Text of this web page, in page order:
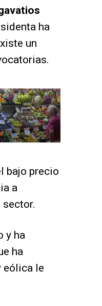
ha
un
bajo precio
a
sector.
y ha
ha
eólica le